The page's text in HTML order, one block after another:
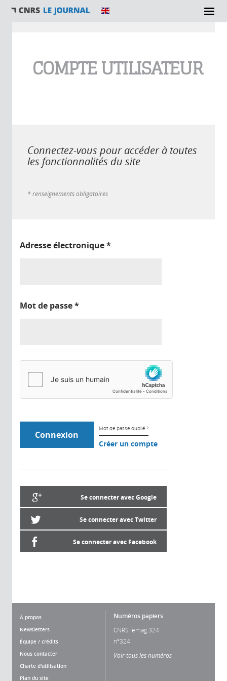
COMPTE UTILISATEUR
Connectez-vous pour accéder à toutes
les fonctionnalités du site
* renseignements obligatoires
Adresse électronique*
Mot de passe*
Mot de passe oublié ?
Créer un compte
Se connecter avec Google
Se connecter avec Twitter
Se connecter avec Facebook
À propos
Newsletters
Équipe / crédits
Nous contacter
Charte d'utilisation
Plan du site
Numéros papiers
CNRS lemag 324
n°324
Voir tous les numéros